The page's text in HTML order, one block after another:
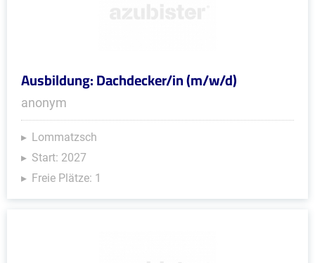
Ausbildung: Dachdecker/in (m/w/d)
anonym
Lommatzsch
Start: 2027
Freie Plätze: 1